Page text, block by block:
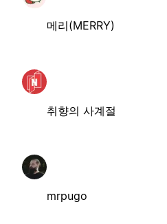
메리(MERRY)
취향의 사계절
mrpugo